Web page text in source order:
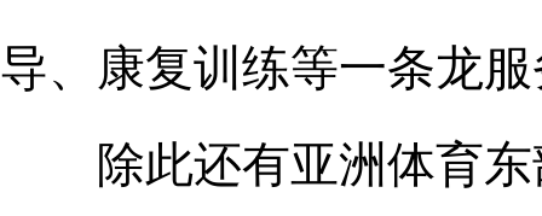
导、康复训练等一条龙
除此还有亚洲体育东